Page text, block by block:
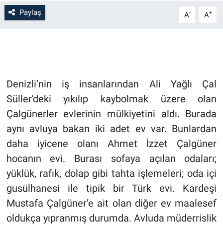
Paylaş A- A+
Denizli’nin iş insanlarından Ali Yağlı Çal
Süller'deki yıkılıp kaybolmak üzere olan
Çalgünerler evlerinin mülkiyetini aldı. Burada
aynı avluya bakan iki adet ev var. Bunlardan
daha iyicene olanı Ahmet İzzet Çalgüner
hocanın evi. Burası sofaya açılan odaları;
yüklük, rafık, dolap gibi tahta işlemeleri; oda içi
gusülhanesi ile tipik bir Türk evi. Kardeşi
Mustafa Çalgüner’e ait olan diğer ev maalesef
oldukça yıpranmış durumda. Avluda müderrislik